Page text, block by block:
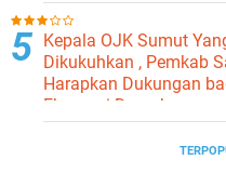
Kepala OJK Sumut
Dikukuhkan , Pemkab
Harapkan Dukungan
Ekonomi Daerah